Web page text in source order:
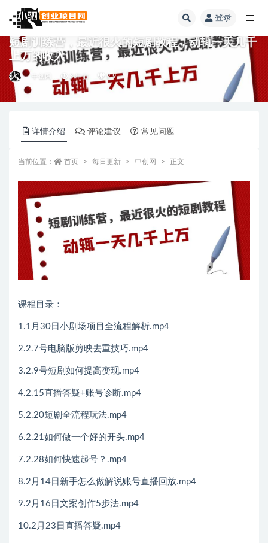
登录
短剧训练营，最近很火的短剧教程，动辄一天几千
上万的收入
中创网 3 年前 9.9
详情介绍 评论建议 常见问题
当前位置： 首页 每日更新 中创网 正文
课程目录：
1.1月30日小剧场项目全流程解析.mp4
2.2.7号电脑版剪映去重技巧.mp4
3.2.9号短剧如何提高变现.mp4
4.2.15直播答疑+账号诊断.mp4
5.2.20短剧全流程玩法.mp4
6.2.21如何做一个好的开头.mp4
7.2.28如何快速起号？.mp4
8.2月14日新手怎么做解说账号直播回放.mp4
9.2月16日文案创作5步法.mp4
10.2月23日直播答疑.mp4